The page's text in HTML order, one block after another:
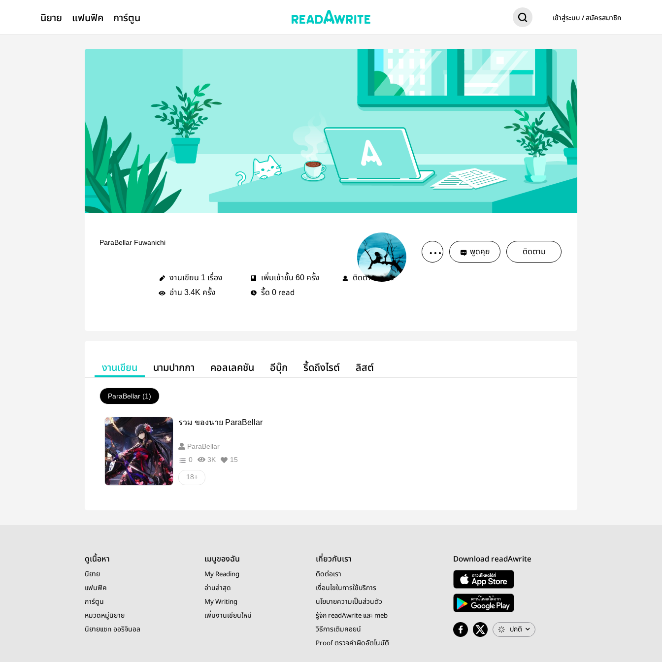
นิยาย แฟนฟิค การ์ตูน เข้าสู่ระบบ / สมัครสมาชิก
ParaBellar Fuwanichi
พูดคุย ติดตาม
งานเขียน 1 เรื่อง เพิ่มเข้าชั้น 60 ครั้ง ติดตาม3คน
อ่าน 3.4K ครั้ง รี้ด 0 read
งานเขียน นามปากกา คอลเลคชัน อีบุ๊ก รี้ดถึงไรต์ ลิสต์
ParaBellar (1)
รวม ของนาย ParaBellar
ParaBellar
0
3K 15
18+
ดูเนื้อหา
นิยาย
แฟนฟิค
การ์ตูน
หมวดหมู่นิยาย
นิยายแชท ออริจินอล
เมนูของฉัน
My Reading
อ่านล่าสุด
My Writing
เพิ่มงานเขียนใหม่
เกี่ยวกับเรา
ติดต่อเรา
เงื่อนไขในการใช้บริการ
นโยบายความเป็นส่วนตัว
รู้จัก readAwrite และ meb
วิธีการเติมคอยน์
Proof ตรวจคำผิดอัตโนมัติ
Download readAwrite
ปกติ